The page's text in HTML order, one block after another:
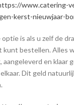
www.catering-
kerst-nieuwjaar-
is als u zelf de
bestellen. Alles
aangeleverd en klaar
Dit geld